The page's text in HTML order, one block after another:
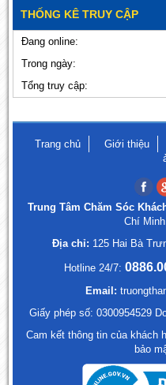
THỐNG KÊ TRUY CẬP
Đang online:
Trong ngày:
Tổng truy cập:
Trang chủ Giới thiệu
Trung Tâm Chăm Sóc
Chí Minh
Địa chỉ: 125 Hai Bà
Hotline 24/7:
Email:
Giấy phép số: 0300954529
Cam kết thông tin của khách
bảo